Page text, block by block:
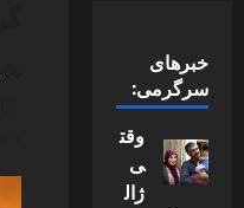
خبرهای
سرگرمی:
وقت
ی
ژال